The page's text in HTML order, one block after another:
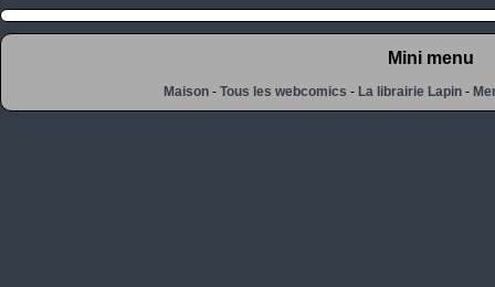
Mini menu
Maison -Tous les webcomics -La librairie Lapin -